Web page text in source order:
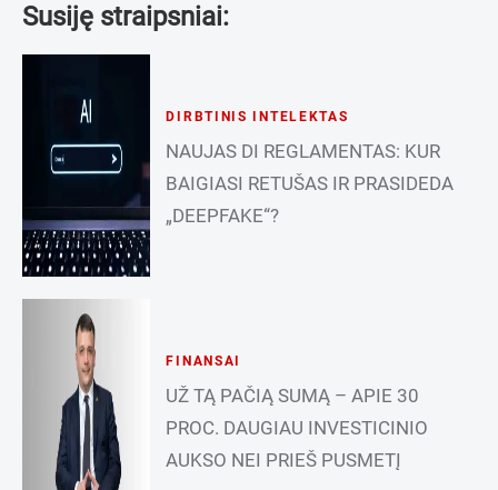
Susiję straipsniai:
DIRBTINIS INTELEKTAS
NAUJAS DI REGLAMENTAS: KUR
BAIGIASI RETUŠAS IR PRASIDEDA
„DEEPFAKE“?
FINANSAI
UŽ TĄ PAČIĄ SUMĄ – APIE 30
PROC. DAUGIAU INVESTICINIO
AUKSO NEI PRIEŠ PUSMETĮ